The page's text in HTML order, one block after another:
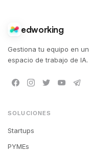
edworking
Gestiona tu equipo en un
espacio de trabajo de IA.
SOLUCIONES
Startups
PYMEs